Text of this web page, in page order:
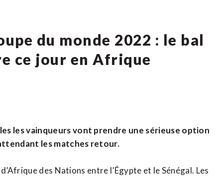
du monde 2022 : le bal
ce jour en Afrique
les vainqueurs vont prendre une sérieuse option
les matches retour.
des Nations entre l’Égypte et le Sénégal. Les